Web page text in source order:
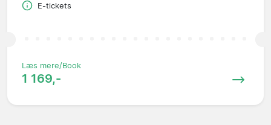
E-tickets
Læs mere/Book
1 169,-